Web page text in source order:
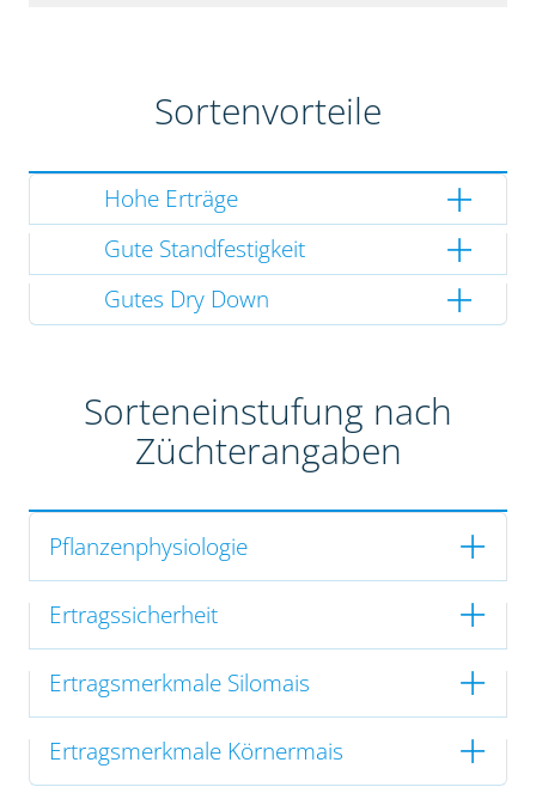
Sortenvorteile
Hohe Erträge
Gute Standfestigkeit
Gutes Dry Down
Sorteneinstufung nach
Züchterangaben
Pflanzenphysiologie
Ertragssicherheit
Ertragsmerkmale Silomais
Ertragsmerkmale Körnermais